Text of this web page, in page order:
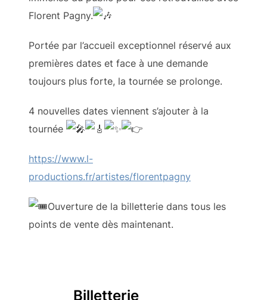
Florent Pagny.
Portée par l’accueil exceptionnel réservé aux
premières dates et face à une demande
toujours plus forte, la tournée se prolonge.
4 nouvelles dates viennent s’ajouter à la
tournée
https://www.l-
productions.fr/artistes/florentpagny
Ouverture de la billetterie dans tous les
points de vente dès maintenant.
_________ Billetterie